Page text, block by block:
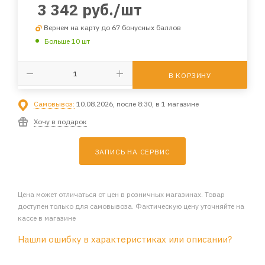
3 342 руб./шт
Вернем на карту до 67 бонусных баллов
Больше 10 шт
В КОРЗИНУ
Самовывоз: 10.08.2026, после 8:30, в 1 магазине
Хочу в подарок
ЗАПИСЬ НА СЕРВИС
Цена может отличаться от цен в розничных магазинах. Товар
доступен только для самовывоза. Фактическую цену уточняйте на
кассе в магазине
Нашли ошибку в характеристиках или описании?